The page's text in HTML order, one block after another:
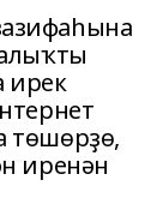
ирек
төшөрҙө,
иренән